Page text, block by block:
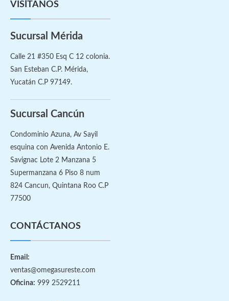
VISÍTANOS
Sucursal Mérida
Calle 21 #350 Esq C 12 colonia.
San Esteban C.P. Mérida,
Yucatán C.P 97149.
Sucursal Cancún
Condominio Azuna, Av Sayil
esquina con Avenida Antonio E.
Savignac Lote 2 Manzana 5
Supermanzana 6 Piso 8 num
824 Cancun, Quintana Roo C.P
77500
CONTÁCTANOS
Email:
ventas@omegasureste.com
Oficina: 999 2529211